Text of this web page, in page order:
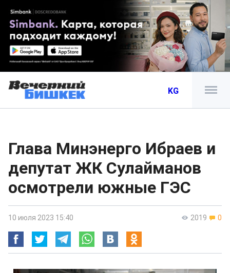
KG
Глава Минэнерго Ибраев и
депутат ЖК Сулайманов
осмотрели южные ГЭС
2019 0
10 июля 2023 15:40